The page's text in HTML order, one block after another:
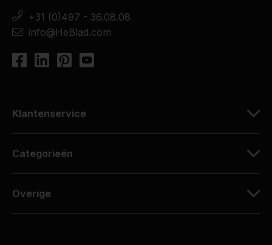
+31 (0)497 - 36.08.08
info@HeBlad.com
Klantenservice
Categorieën
Overige